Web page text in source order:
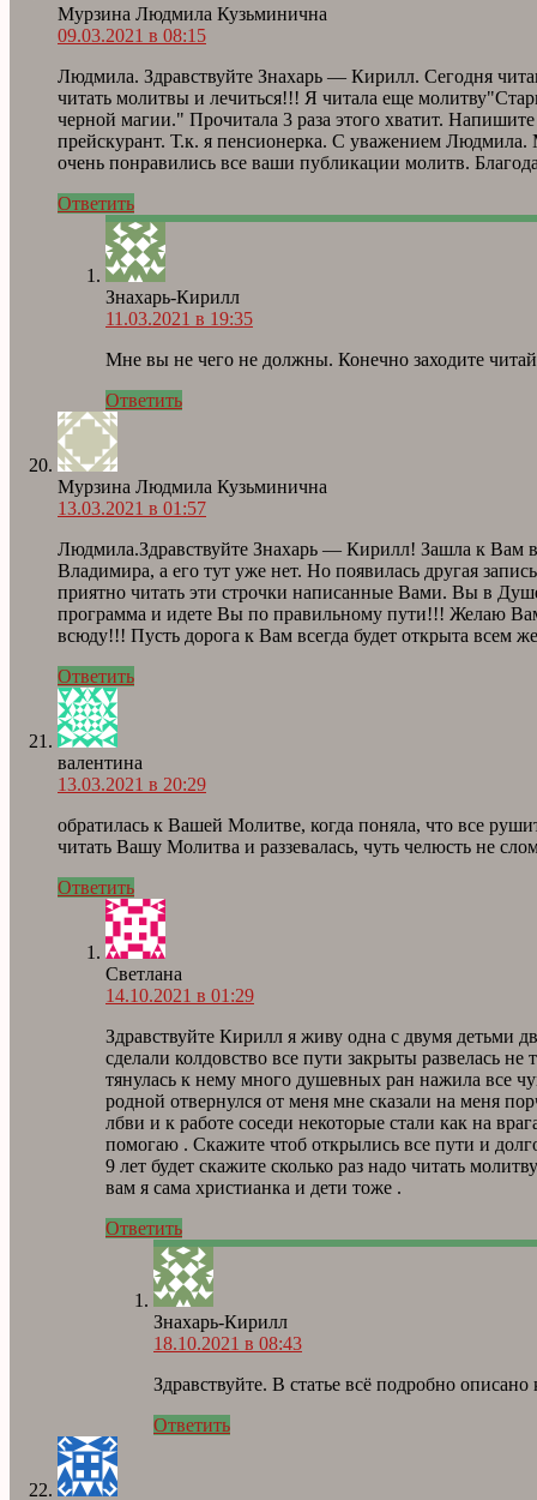
Мурзина Людмила Кузьминична
09.03.2021 в 08:15
Людмила. Здравствуйте Знахарь — Кирилл. Сегодня
читать молитвы и лечиться!!! Я читала еще
черной магии." Прочитала 3 раза этого хватит.
прейскурант. Т.к. я пенсионерка. С уважением
очень понравились все ваши публикации молитв.
Ответить
Знахарь-Кирилл
11.03.2021 в 19:35
Мне вы не чего не должны. Конечно заходите
Ответить
Мурзина Людмила Кузьминична
13.03.2021 в 01:57
Людмила.Здравствуйте Знахарь — Кирилл! Зашла к Вам в
Владимира, а его тут уже нет. Но появилась другая
приятно читать эти строчки написанные Вами. Вы в
программа и идете Вы по правильному пути!!! Желаю Вам
всюду!!! Пусть дорога к Вам всегда будет открыта
Ответить
валентина
13.03.2021 в 20:29
обратилась к Вашей Молитве, когда поняла, что все
читать Вашу Молитва и раззевалась, чуть челюсть не
Ответить
Светлана
14.10.2021 в 01:29
Здравствуйте Кирилл я живу одна с двумя детьми
сделали колдовство все пути закрыты развелась
тянулась к нему много душевных ран нажила все
родной отвернулся от меня мне сказали на меня
лбви и к работе соседи некоторые стали как на
помогаю . Скажите чтоб открылись все пути и
9 лет будет скажите сколько раз надо читать
вам я сама христианка и дети тоже .
Ответить
Знахарь-Кирилл
18.10.2021 в 08:43
Здравствуйте. В статье всё подробно
Ответить